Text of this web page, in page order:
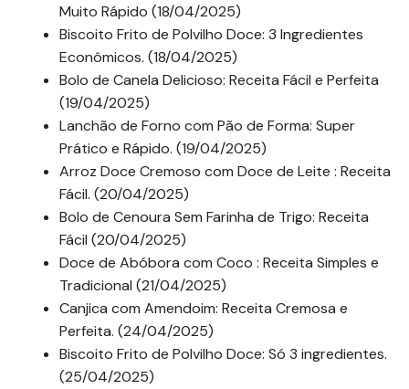
Muito Rápido (18/04/2025)
Biscoito Frito de Polvilho Doce: 3 Ingredientes
Econômicos. (18/04/2025)
Bolo de Canela Delicioso: Receita Fácil e Perfeita
(19/04/2025)
Lanchão de Forno com Pão de Forma: Super
Prático e Rápido. (19/04/2025)
Arroz Doce Cremoso com Doce de Leite : Receita
Fácil. (20/04/2025)
Bolo de Cenoura Sem Farinha de Trigo: Receita
Fácil (20/04/2025)
Doce de Abóbora com Coco : Receita Simples e
Tradicional (21/04/2025)
Canjica com Amendoim: Receita Cremosa e
Perfeita. (24/04/2025)
Biscoito Frito de Polvilho Doce: Só 3 ingredientes.
(25/04/2025)